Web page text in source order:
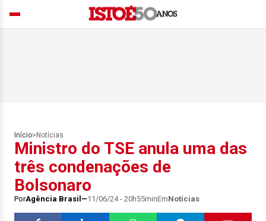
Início> Notícias
Ministro do TSE anula uma das
três condenações de
Bolsonaro
PorAgência Brasil 11/06/24 - 20h55minEmNotícias